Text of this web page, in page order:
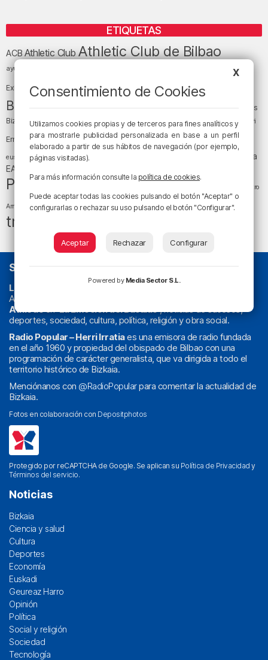
ETIQUETAS
ACBAthletic ClubAthletic Club de Bilbao
ayuntamiento de Bilbao BEC (Bilbao
Exhibition Center) BilbaoBilbao Basket Bizkaia
Bizkaia y sus comarcas Copa del Rey cultura Cáritas
Bizkaia
Deusto Diócesis de Bilbao Egunon Bizkaia el tiempo Enkarterri
Ernesto Valverde Ertzaintza Euskadi (País Vasco)
euskera fiestas fútbol LaLiga
LaLiga
EA Sports
Política sociedadsucesos Teatro
Arriaga tiempotiempo atmosféricotráfico
tráfico en Bizkaia
SOBRE NOSOTROS
La radio sin cadenas
. Desde 1960 haciendo radio en Bilbao.
Actualidad y
Athletic
deportes, sociedad, cultura, política, religión y obra social.
Radio Popular – Herri Irratiaes una emisora de radio fundada
en el año 1960 y propiedad del obispado de Bilbao con una
programación de carácter generalista, que va dirigida a todo el
territorio histórico de Bizkaia.
Menciónanos con @RadioPopularpara comentar la actualidad de
Bizkaia.
Fotos en colaboración con Depositphotos
Protegido por reCAPTCHA de Google. Se aplican su Política de Privacidad y
Términos del servicio.
Noticias
Bizkaia
Ciencia y salud
Cultura
Deportes
Economía
Euskadi
Geureaz Harro
Opinión
Política
Social y religión
Sociedad
Tecnología
X
Consentimiento de Cookies
Utilizamos cookies propias y de terceros para fines analíticos y
para mostrarle publicidad personalizada en base a un perfil
elaborado a partir de sus hábitos de navegación (por ejemplo,
páginas visitadas).
Para más información consulte la política de cookies.
Puede aceptar todas las cookies pulsando el botón "Aceptar" o
configurarlas o rechazar su uso pulsando el botón "Configurar".
Aceptar Rechazar Configurar
Powered by Media Sector S.L.